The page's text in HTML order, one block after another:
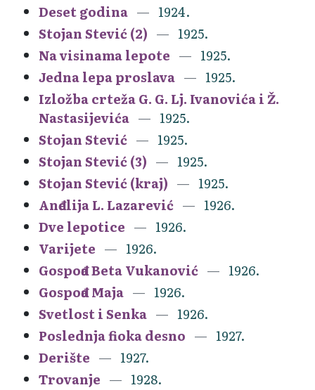
Deset godina
1924.
Stojan Stević (2)
1925.
Na visinama lepote
1925.
Jedna lepa proslava
1925.
Izložba crteža G. G. Lj. Ivanovića i Ž.
Nastasijevića
1925.
Stojan Stević
1925.
Stojan Stević (3)
1925.
Stojan Stević (kraj)
1925.
Anđelija L. Lazarević
1926.
Dve lepotice
1926.
Varijete
1926.
Gospođa Beta Vukanović
1926.
Gospođa Maja
1926.
Svetlost i Senka
1926.
Poslednja fioka desno
1927.
Derište
1927.
Trovanje
1928.